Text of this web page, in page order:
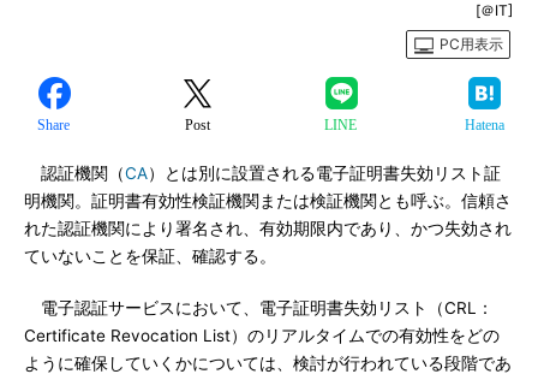
[＠IT]
PC用表示
Share Post LINE Hatena
認証機関（CA）とは別に設置される電子証明書失効リスト証
明機関。証明書有効性検証機関または検証機関とも呼ぶ。信頼さ
れた認証機関により署名され、有効期限内であり、かつ失効され
ていないことを保証、確認する。
電子認証サービスにおいて、電子証明書失効リスト（CRL：
Certificate Revocation List）のリアルタイムでの有効性をどの
ように確保していくかについては、検討が行われている段階であ